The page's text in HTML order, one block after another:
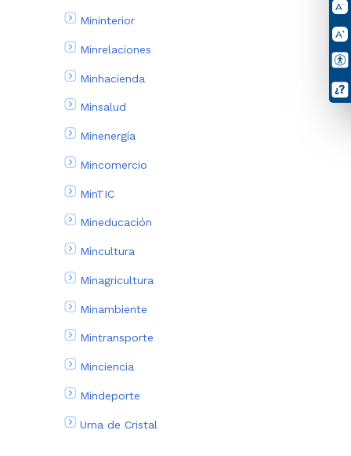
Mininterior
Minrelaciones
Minhacienda
Minsalud
Minenergía
Mincomercio
MinTIC
Mineducación
Mincultura
Minagricultura
Minambiente
Mintransporte
Minciencia
Mindeporte
Urna de Cristal